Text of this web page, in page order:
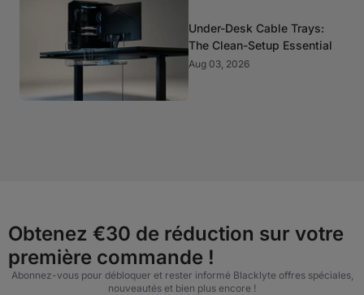
Under-Desk Cable Trays:
The Clean-Setup Essential
Aug 03, 2026
Obtenez €30 de réduction sur votre
première commande !
Abonnez-vous pour débloquer et rester informé Blacklyte offres spéciales,
nouveautés et bien plus encore !